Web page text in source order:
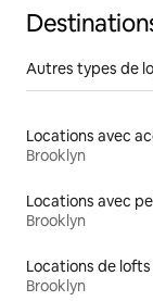
Autres types de
Brooklyn
Brooklyn
Locations de lofts
Brooklyn